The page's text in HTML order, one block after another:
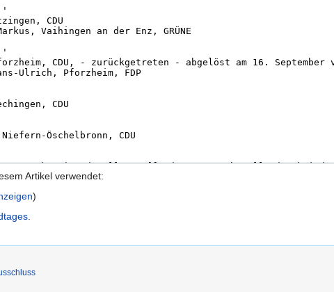
Artikel verwendet:
)